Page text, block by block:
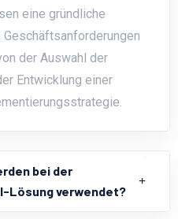
eine gründliche
der Auswahl der
Entwicklung einer
bei der
Lösung verwendet?